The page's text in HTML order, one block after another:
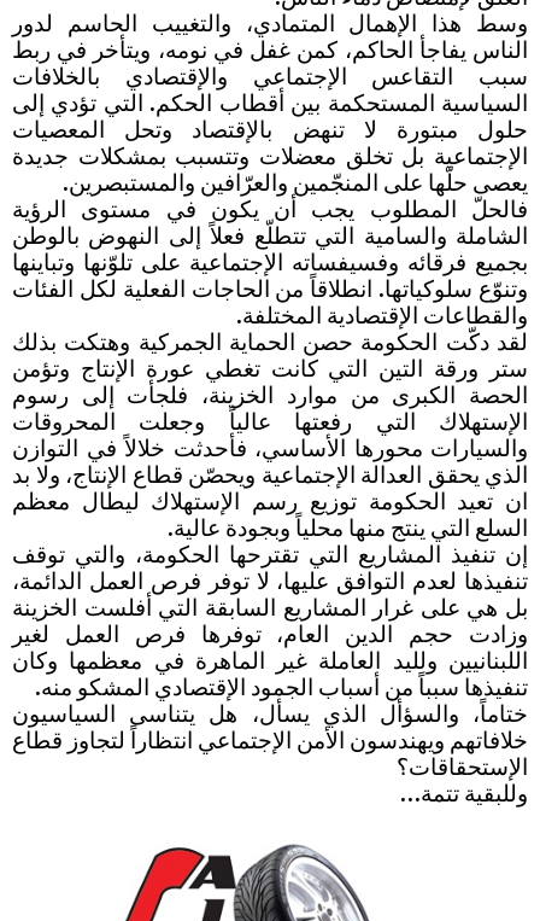
وسط هذا الإهمال المتمادي، والتغييب الحاسم لدور
الناس يفاجأ الحاكم، كمن غفل في نومه، ويتأخر في ربط
سبب التقاعس الإجتماعي والإقتصادي بالخلافات
السياسية المستحكمة بين أقطاب الحكم. التي تؤدي إلى
حلول مبتورة لا تنهض بالإقتصاد وتحل المعصيات
الإجتماعية بل تخلق معضلات وتتسبب بمشكلات جديدة
يعصى حلّها على المنجّمين والعرّافين والمستبصرين.
فالحلّ المطلوب يجب أن يكون في مستوى الرؤية
الشاملة والسامية التي تتطلّع فعلاً إلى النهوض بالوطن
بجميع فرقائه وفسيفساته الإجتماعية على تلوّنها وتباينها
وتنوّع سلوكياتها. انطلاقاً من الحاجات الفعلية لكل الفئات
والقطاعات الإقتصادية المختلفة.
لقد دكّت الحكومة حصن الحماية الجمركية وهتكت بذلك
ستر ورقة التين التي كانت تغطي عورة الإنتاج وتؤمن
الحصة الكبرى من موارد الخزينة، فلجأت إلى رسوم
الإستهلاك التي رفعتها عالياً وجعلت المحروقات
والسيارات محورها الأساسي، فأحدثت خلالاً في التوازن
الذي يحقق العدالة الإجتماعية ويحصّن قطاع الإنتاج، ولا بد
ان تعيد الحكومة توزيع رسم الإستهلاك ليطال معظم
السلع التي ينتج منها محلياً وبجودة عالية.
إن تنفيذ المشاريع التي تقترحها الحكومة، والتي توقف
تنفيذها لعدم التوافق عليها، لا توفر فرص العمل الدائمة،
بل هي على غرار المشاريع السابقة التي أفلست الخزينة
وزادت حجم الدين العام، توفرها فرص العمل لغير
اللبنانيين ولليد العاملة غير الماهرة في معظمها وكان
تنفيذها سبباً من أسباب الجمود الإقتصادي المشكو منه.
ختاماً، والسؤأل الذي يسأل، هل يتناسى السياسيون
خلافاتهم ويهندسون الأمن الإجتماعي انتظاراً لتجاوز قطاع
الإستحقاقات؟
وللبقية تتمة…